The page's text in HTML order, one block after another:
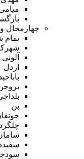
میامی
چهارمحال و
تمام
آلونی
اردل
بروجن
بلداجی
بن
چلگرد